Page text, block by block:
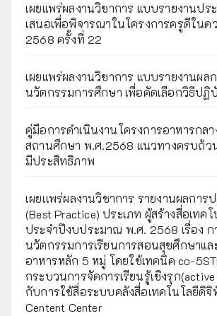
เผยแพร่ผลงานวิชาการ แบบรายงานปร
เสนอเพื่อพิจารณาในโครงการครูดีในด
2568 ครั้งที่ 22
เผยแพร่ผลงานวิชาการ แบบรายงานผล
นวัตกรรมการศึกษา เพื่อคัดเลือกวิธีปฏิ
คู่มือการดำเนินงานโครงการอาหารกล
สถานศึกษา พ.ศ.2568 แนวทางครบถ้ว
มีประสิทธิภาพ
เผยเเพร่ผลงานวิชาการ รายงานผลการ
(Best Practice) ประเภท ผู้สร้างสื่อเทค
ประจำปีงบประมาณ พ.ศ. 2568 เรื่อง
นวัตกรรมการเรียนการสอนสุขศึกษาแล
อาหารหลัก 5 หมู่ โดยใช้เทคนิค co-
กระบวนการจัดการเรียนรู้เชิงรุก
กับการใช้สื่อระบบคลังสื่อเทคโนโลยีดิจิ
Centent Center